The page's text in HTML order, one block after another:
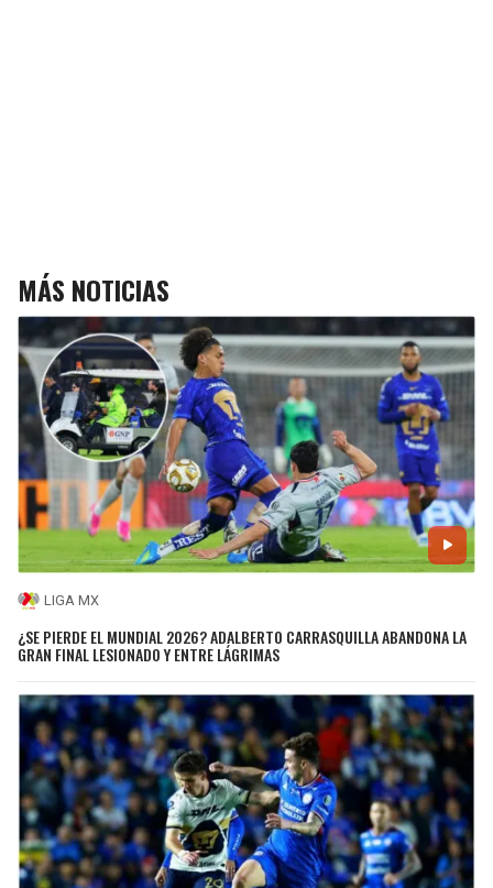
MÁS NOTICIAS
LIGA MX
¿SE PIERDE EL MUNDIAL 2026? ADALBERTO CARRASQUILLA ABANDONA LA
GRAN FINAL LESIONADO Y ENTRE LÁGRIMAS